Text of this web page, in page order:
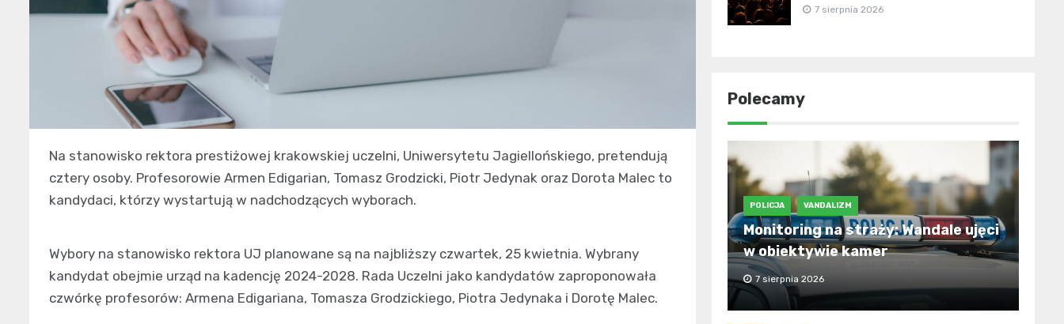
Na stanowisko rektora prestiżowej krakowskiej uczelni, Uniwersytetu Jagiellońskiego, pretendują
cztery osoby. Profesorowie Armen Edigarian, Tomasz Grodzicki, Piotr Jedynak oraz Dorota Malec to
kandydaci, którzy wystartują w nadchodzących wyborach.
Wybory na stanowisko rektora UJ planowane są na najbliższy czwartek, 25 kwietnia. Wybrany
kandydat obejmie urząd na kadencję 2024-2028. Rada Uczelni jako kandydatów zaproponowała
czwórkę profesorów: Armena Edigariana, Tomasza Grodzickiego, Piotra Jedynaka i Dorotę Malec.
7 sierpnia 2026
Polecamy
POLICJA VANDALIZM
Monitoring na straży: Wandale ujęci
w obiektywie kamer
7 sierpnia 2026